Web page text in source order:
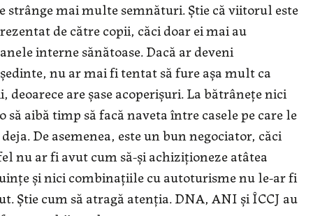
strânge mai multe semnături. Știe că viitorul este
de către copii, căci doar ei mai au
interne sănătoase. Dacă ar deveni
nu ar mai fi tentat să fure așa mult ca
deoarece are șase acoperișuri. La bătrânețe nici
să aibă timp să facă naveta între casele pe care le
De asemenea, este un bun negociator, căci
nu ar fi avut cum să-și achiziționeze atâtea
și nici combinațiile cu autoturisme nu le-ar fi
Știe cum să atragă atenția. DNA, ANI și ÎCCJ au